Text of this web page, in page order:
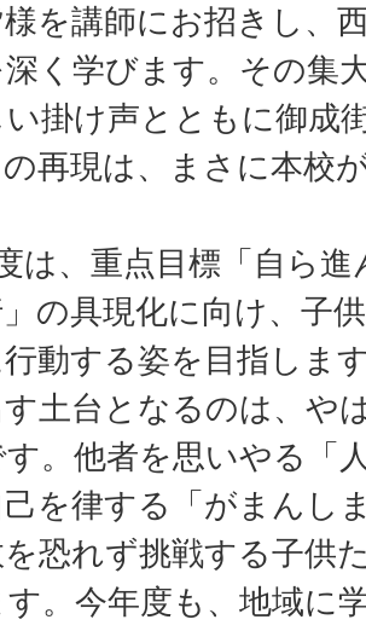
を講師にお招きし、
く学びます。その集
掛け声とともに御成
再現は、まさに本校
は、重点目標「自ら
の具現化に向け、子
動する姿を目指しま
土台となるのは、や
。他者を思いやる「
を律する「がまんし
恐れず挑戦する子供
す。今年度も、地域に